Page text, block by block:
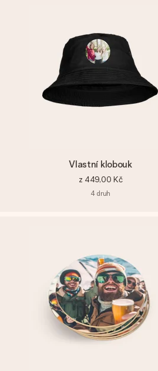
Vlastní klobouk
z 449,00 Kč
4 druh